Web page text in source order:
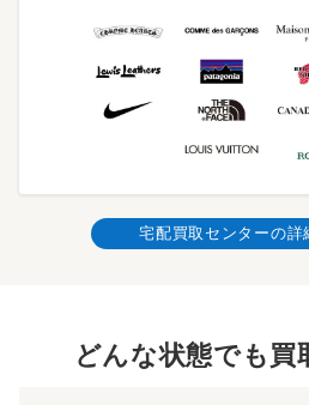
宅配買取センターの詳
どんな状態でも買